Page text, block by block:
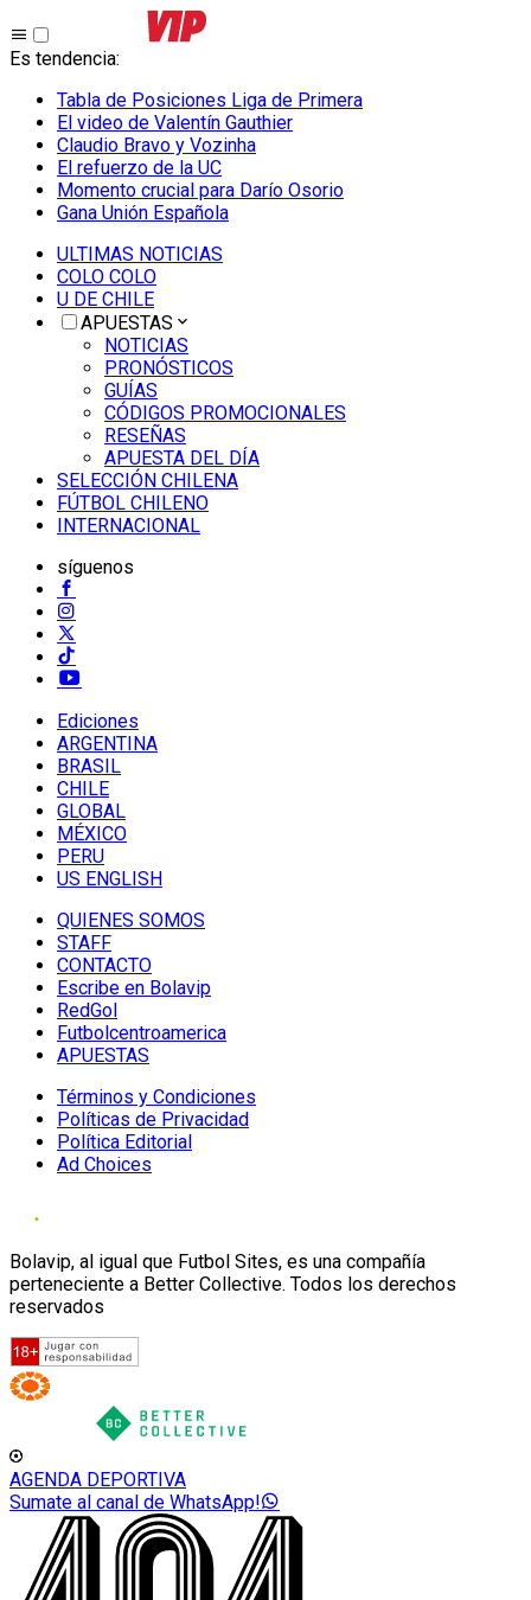
Es tendencia:
Tabla de Posiciones Liga de Primera
El video de Valentín Gauthier
Claudio Bravo y Vozinha
El refuerzo de la UC
Momento crucial para Darío Osorio
Gana Unión Española
ULTIMAS NOTICIAS
COLO COLO
U DE CHILE
APUESTAS
NOTICIAS
PRONÓSTICOS
GUÍAS
CÓDIGOS PROMOCIONALES
RESEÑAS
APUESTA DEL DÍA
SELECCIÓN CHILENA
FÚTBOL CHILENO
INTERNACIONAL
síguenos
Ediciones
ARGENTINA
BRASIL
CHILE
GLOBAL
MÉXICO
PERU
US ENGLISH
QUIENES SOMOS
STAFF
CONTACTO
Escribe en Bolavip
RedGol
Futbolcentroamerica
APUESTAS
Términos y Condiciones
Políticas de Privacidad
Política Editorial
Ad Choices
Bolavip, al igual que Futbol Sites, es una compañía
perteneciente a Better Collective. Todos los derechos
reservados
AGENDA DEPORTIVA
Sumate al canal de WhatsApp!